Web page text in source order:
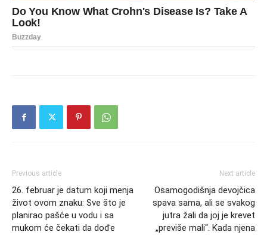
Previous article
26. februar je datum koji menja
život ovom znaku: Sve što je
planirao pašće u vodu i sa
mukom će čekati da dođe
Next article
Osamogodišnja devojčica
spava sama, ali se svakog
jutra žali da joj je krevet
„previše mali“. Kada njena